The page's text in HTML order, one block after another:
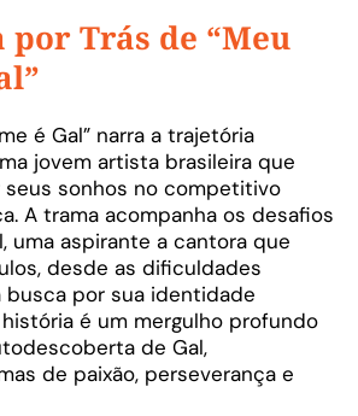
Trás de “Meu
é Gal” narra a trajetória
jovem artista brasileira que
seus sonhos no competitivo
A trama acompanha os desafios
uma aspirante a cantora que
desde as dificuldades
busca por sua identidade
é um mergulho profundo
de Gal,
de paixão, perseverança e